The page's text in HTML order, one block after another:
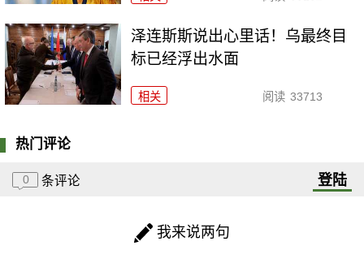
泽连斯斯说出心里话！乌最终目
标已经浮出水面
相关 阅读 33713
热门评论
0 条评论 登陆
我来说两句